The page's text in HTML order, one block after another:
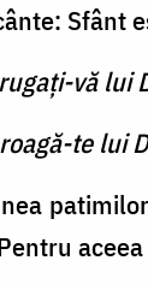
Sfânt
vă lui
te lui